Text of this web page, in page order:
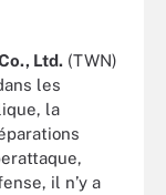
Ltd. (TWN)
les
la
il n’y a